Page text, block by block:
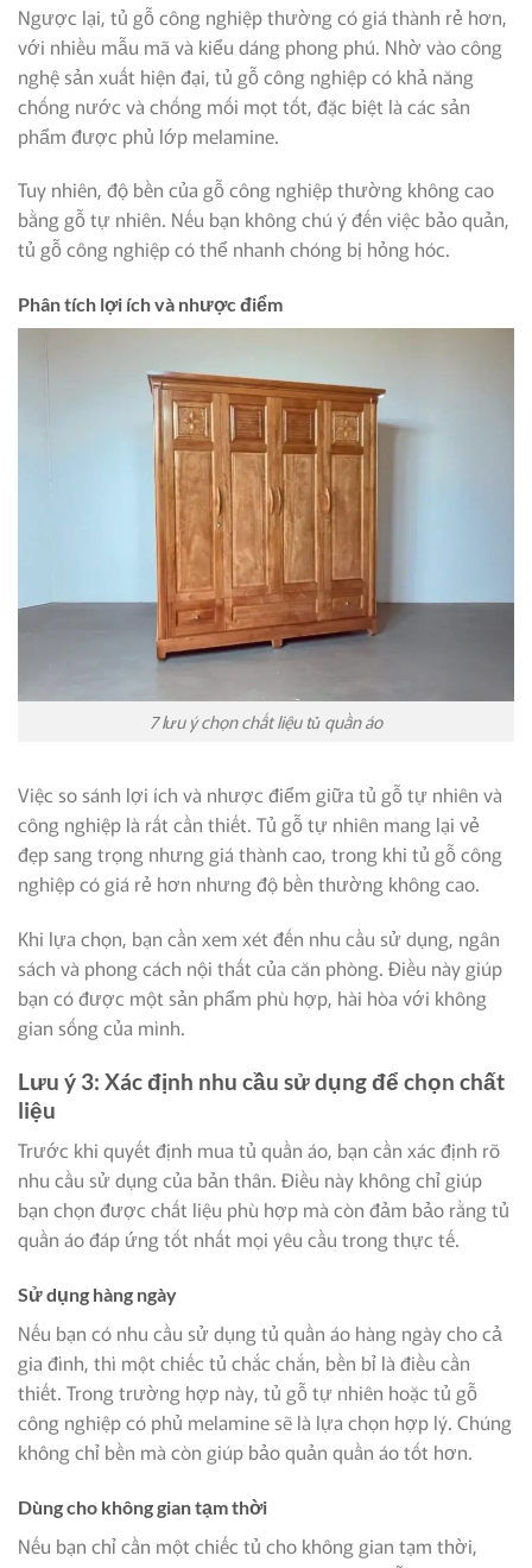
Ngược lại, tủ gỗ công nghiệp thường có giá thành rẻ hơn,
với nhiều mẫu mã và kiểu dáng phong phú. Nhờ vào công
nghệ sản xuất hiện đại, tủ gỗ công nghiệp có khả năng
chống nước và chống mối mọt tốt, đặc biệt là các sản
phẩm được phủ lớp melamine.
Tuy nhiên, độ bền của gỗ công nghiệp thường không cao
bằng gỗ tự nhiên. Nếu bạn không chú ý đến việc bảo quản,
tủ gỗ công nghiệp có thể nhanh chóng bị hỏng hóc.
Phân tích lợi ích và nhược điểm
7 lưu ý chọn chất liệu tủ quần áo
Việc so sánh lợi ích và nhược điểm giữa tủ gỗ tự nhiên và
công nghiệp là rất cần thiết. Tủ gỗ tự nhiên mang lại vẻ
đẹp sang trọng nhưng giá thành cao, trong khi tủ gỗ công
nghiệp có giá rẻ hơn nhưng độ bền thường không cao.
Khi lựa chọn, bạn cần xem xét đến nhu cầu sử dụng, ngân
sách và phong cách nội thất của căn phòng. Điều này giúp
bạn có được một sản phẩm phù hợp, hài hòa với không
gian sống của mình.
Lưu ý 3: Xác định nhu cầu sử dụng để chọn chất
liệu
Trước khi quyết định mua tủ quần áo, bạn cần xác định rõ
nhu cầu sử dụng của bản thân. Điều này không chỉ giúp
bạn chọn được chất liệu phù hợp mà còn đảm bảo rằng tủ
quần áo đáp ứng tốt nhất mọi yêu cầu trong thực tế.
Sử dụng hàng ngày
Nếu bạn có nhu cầu sử dụng tủ quần áo hàng ngày cho cả
gia đình, thì một chiếc tủ chắc chắn, bền bỉ là điều cần
thiết. Trong trường hợp này, tủ gỗ tự nhiên hoặc tủ gỗ
công nghiệp có phủ melamine sẽ là lựa chọn hợp lý. Chúng
không chỉ bền mà còn giúp bảo quản quần áo tốt hơn.
Dùng cho không gian tạm thời
Nếu bạn chỉ cần một chiếc tủ cho không gian tạm thời,